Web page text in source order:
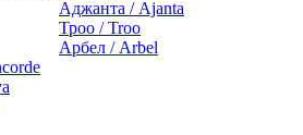
Аджанта / Ajanta
Троо / Troo
Арбел / Arbel